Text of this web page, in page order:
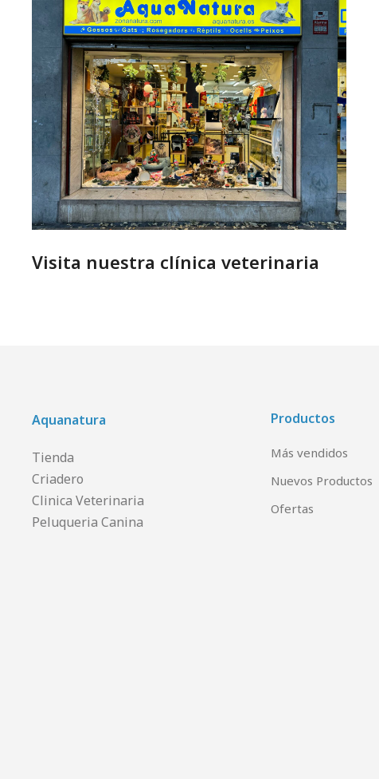
Visita nuestra clínica veterinaria
Aquanatura
Tienda
Criadero
Clinica Veterinaria
Peluqueria Canina
Productos
Más vendidos
Nuevos Productos
Ofertas